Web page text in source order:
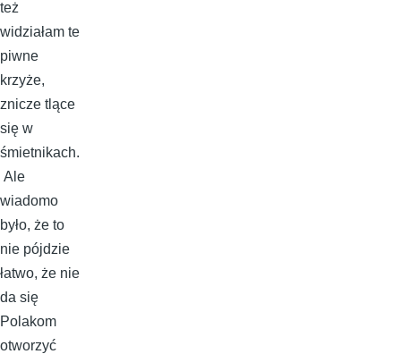
też
widziałam te
piwne
krzyże,
znicze tlące
się w
śmietnikach.
Ale
wiadomo
było, że to
nie pójdzie
łatwo, że nie
da się
Polakom
otworzyć